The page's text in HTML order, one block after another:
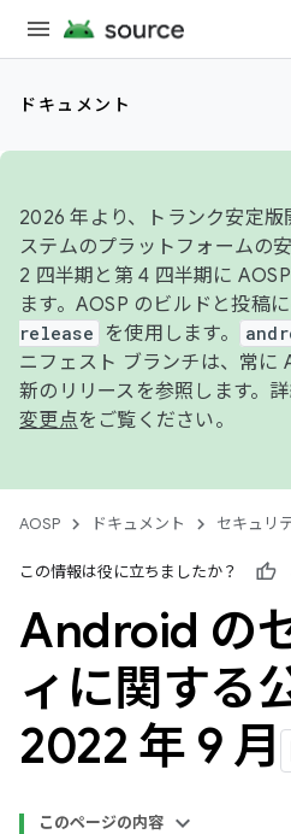
ドキュメント
2026 年より、トランク安定
ステムのプラットフォームの
2 四半期と第 4 四半期に
ます。AOSP のビルドと投稿に
release
を使用します。
ニフェスト ブランチは、常に
新のリリースを参照します。
変更点をご覧ください。
AOSP ドキュメント セキュリ
この情報は役に立ちましたか？
Android の
ィに関する
2022 年 9 月
このページの内容